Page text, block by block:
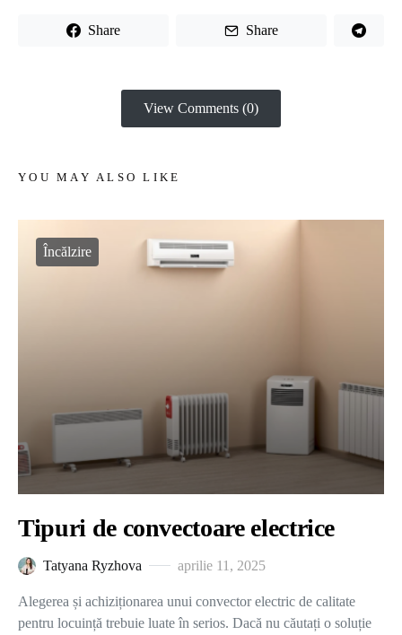
Share Share
View Comments (0)
YOU MAY ALSO LIKE
Încălzire
Tipuri de convectoare electrice
Tatyana Ryzhova aprilie 11, 2025
Alegerea și achiziționarea unui convector electric de calitate
pentru locuință trebuie luate în serios. Dacă nu căutați o soluție